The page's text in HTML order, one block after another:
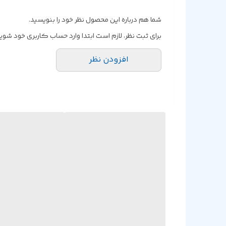
صفحه نمایش
شما هم درباره این محصول نظر خود را بنویسید.
برای ثبت نظر، لازم است ابتدا وارد حساب کاربری خود
افزودن نظر